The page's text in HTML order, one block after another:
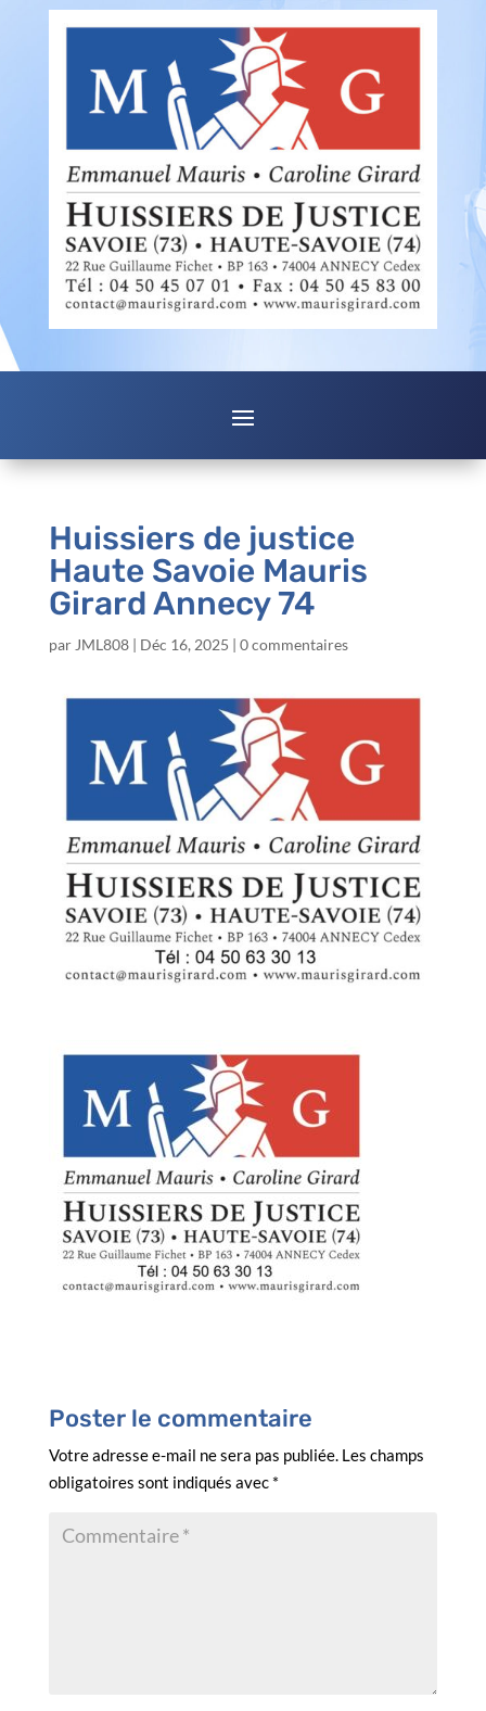
Huissiers de justice
Haute Savoie Mauris
Girard Annecy 74
par JML808| Déc 16, 2025 | 0 commentaires
Poster le commentaire
Votre adresse e-mail ne sera pas publiée. Les champs
obligatoires sont indiqués avec *